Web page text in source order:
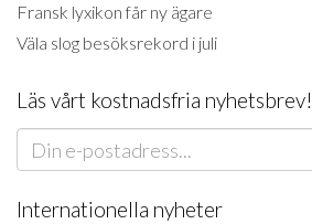
Fransk lyxikon får ny ägare
Väla slog besöksrekord i juli
Läs vårt kostnadsfria nyhetsbrev!
Internationella nyheter